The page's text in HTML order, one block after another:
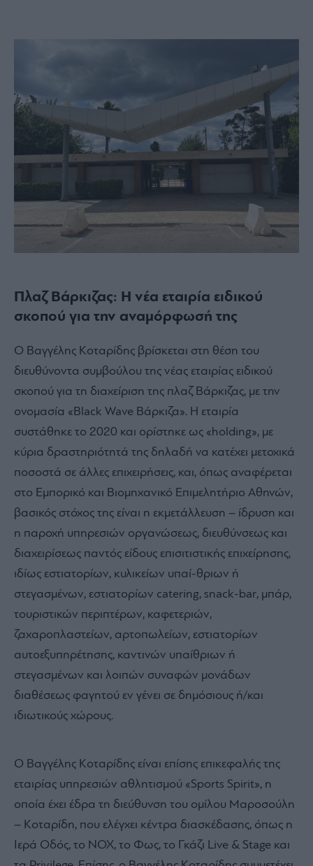
Πλαζ Βάρκιζας: Η νέα εταιρία ειδικού
σκοπού για την αναμόρφωσή της
Ο Βαγγέλης Κοταρίδης βρίσκεται στη θέση του
διευθύνοντα συμβούλου της νέας εταιρίας ειδικού
σκοπού για τη διαχείριση της πλαζ Βάρκιζας, με την
ονομασία «Black Wave Βάρκιζα». Η εταιρία
συστάθηκε το 2020 και ορίστηκε ως «holding», με
κύρια δραστηριότητά της δηλαδή να κατέχει μετοχικά
ποσοστά σε άλλες επιχειρήσεις, και, όπως αναφέρεται
στο Εμπορικό και Βιομηχανικό Επιμελητήριο Αθηνών,
βασικός στόχος της είναι η εκμετάλλευση – ίδρυση και
η παροχή υπηρεσιών οργανώσεως, διευθύνσεως και
διαχειρίσεως παντός είδους επισιτιστικής επιχείρησης,
ιδίως εστιατορίων, κυλικείων υπαί-θριων ή
στεγασμένων, εστιατορίων catering, snack-bar, μπάρ,
τουριστικών περιπτέρων, καφετεριών,
ζαχαροπλαστείων, αρτοπωλείων, εστιατορίων
αυτοεξυπηρέτησης, καντινών υπαίθριων ή
στεγασμένων και λοιπών συναφών μονάδων
διαθέσεως φαγητού εν γένει σε δημόσιους ή/και
ιδιωτικούς χώρους.
Ο Βαγγέλης Κοταρίδης είναι επίσης επικεφαλής της
εταιρίας υπηρεσιών αθλητισμού «Sports Spirit», η
οποία έχει έδρα τη διεύθυνση του ομίλου Μαροσούλη
– Κοταρίδη, που ελέγχει κέντρα διασκέδασης, όπως η
Ιερά Οδός, το NOX, το Φως, το Γκάζι Live & Stage και